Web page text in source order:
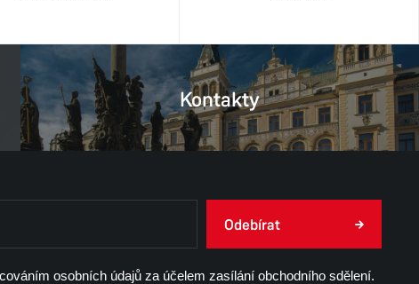
Kontakty
Odebírat
osobních údajů za účelem zasílání obchodního sdělení.